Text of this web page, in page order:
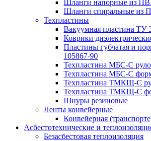
Шланги напорные из
Шланги спиральные из
Техпластины
Вакуумная пластина ТУ
Коврики
Пластины губчатая и
105867-90
Техпластина МБС-С
Техпластина МБС-С
Техпластина ТМКЩ-С
Техпластина ТМКЩ-С
Шнуры резиновые
Ленты конвейерные
Конвейерная
Асбестотехнические и
Безасбестовая теплоизоляция